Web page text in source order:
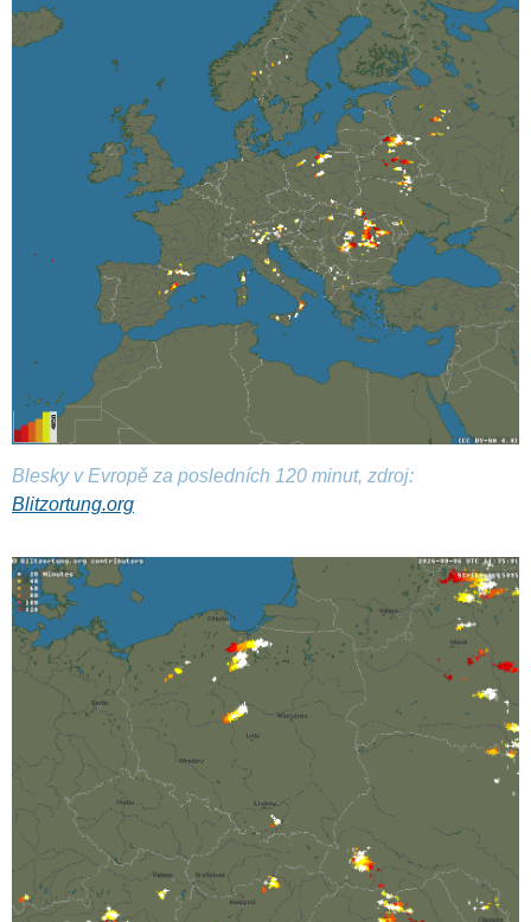
Blesky v Evropě za posledních 120 minut, zdroj:
Blitzortung.org